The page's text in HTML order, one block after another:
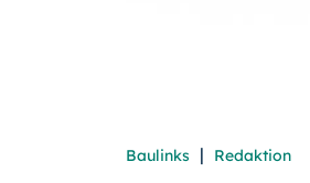
Baulinks | Redaktion